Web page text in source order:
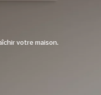
votre maison.